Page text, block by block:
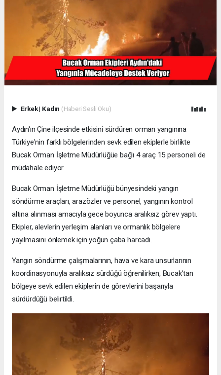
Erkek| Kadın (Haberi Sesli Oku)
Aydın'ın Çine ilçesinde etkisini sürdüren orman yangınına
Türkiye'nin farklı bölgelerinden sevk edilen ekiplerle birlikte
Bucak Orman İşletme Müdürlüğüe bağlı 4 araç 15 personeli de
müdahale ediyor.
Bucak Orman İşletme Müdürlüğü bünyesindeki yangın
söndürme araçları, arazözler ve personel, yangının kontrol
altına alınması amacıyla gece boyunca aralıksız görev yaptı.
Ekipler, alevlerin yerleşim alanları ve ormanlık bölgelere
yayılmasını önlemek için yoğun çaba harcadı.
Yangın söndürme çalışmalarının, hava ve kara unsurlarının
koordinasyonuyla aralıksız sürdüğü öğrenilirken, Bucak'tan
bölgeye sevk edilen ekiplerin de görevlerini başarıyla
sürdürdüğü belirtildi.